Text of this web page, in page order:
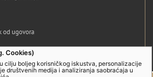
Cookies)
cilju boljeg korisničkog iskustva, personalizacije
društvenih medija i analiziranja saobraćaja u
od ugovora